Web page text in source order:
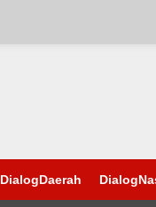
DialogDaerah